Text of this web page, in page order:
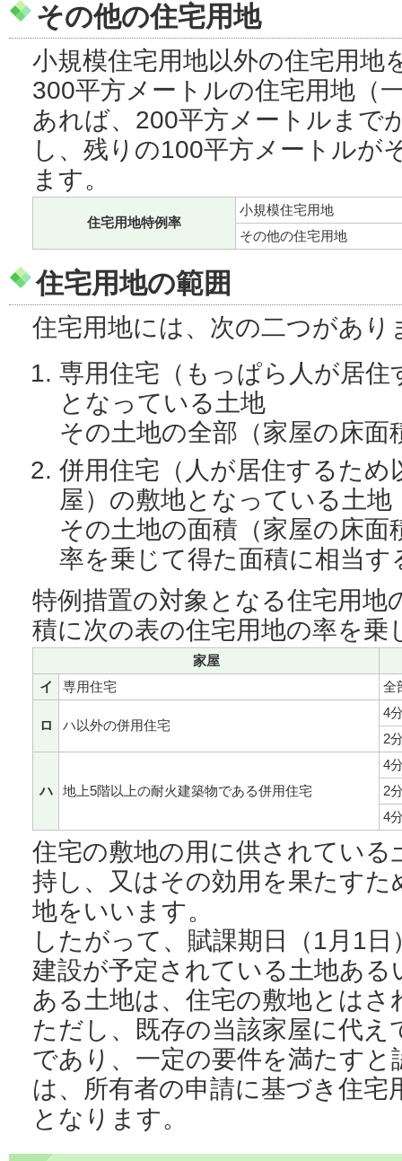
その他の住宅用地
小規模住宅用地以外の住宅用地
300平方メートルの住宅用地（
あれば、200平方メートルまで
し、残りの100平方メートルが
ます。
住宅用地特例率
小規模住宅用地
その他の住宅用地
住宅用地の範囲
住宅用地には、次の二つがあり
専用住宅（もっぱら人が居
となっている土地
その土地の全部（家屋の床面
併用住宅（人が居住するた
屋）の敷地となっている土地
その土地の面積（家屋の床
率を乗じて得た面積に相当す
特例措置の対象となる住宅用地
積に次の表の住宅用地の率を乗
家屋
イ
専用住宅 全
ロ ハ以外の併用住宅
4
2
ハ 地上5階以上の耐火建築物である併用住宅
4
2
4
住宅の敷地の用に供されてい
持し、又はその効用を果たす
地をいいます。
したがって、賦課期日（1月1
建設が予定されている土地あ
ある土地は、住宅の敷地とはさ
ただし、既存の当該家屋に代
であり、一定の要件を満たす
は、所有者の申請に基づき住
となります。